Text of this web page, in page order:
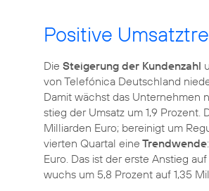
Positive
Die Steigerung der Kundenzahl
von Telefónica Deutschland
Damit wächst das Unternehmen
stieg der Umsatz um 1,9 Prozent.
Milliarden Euro; bereinigt um
vierten Quartal eine Trendwende
Euro. Das ist der erste Anstieg
wuchs um 5,8 Prozent auf 1,35